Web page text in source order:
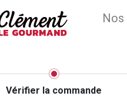
Vérifier la commande